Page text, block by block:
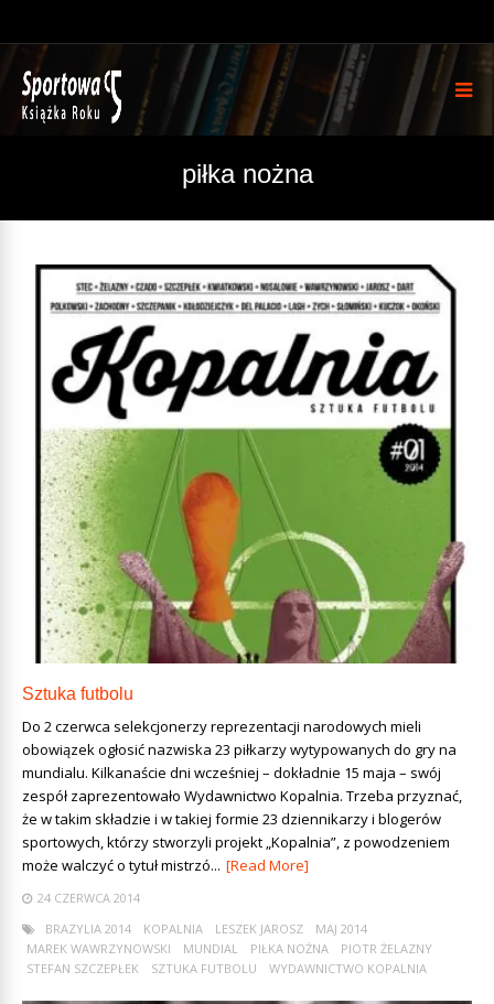
piłka nożna
Sztuka futbolu
Do 2 czerwca selekcjonerzy reprezentacji narodowych mieli
obowiązek ogłosić nazwiska 23 piłkarzy wytypowanych do gry na
mundialu. Kilkanaście dni wcześniej – dokładnie 15 maja – swój
zespół zaprezentowało Wydawnictwo Kopalnia. Trzeba przyznać,
że w takim składzie i w takiej formie 23 dziennikarzy i blogerów
sportowych, którzy stworzyli projekt „Kopalnia”, z powodzeniem
może walczyć o tytuł mistrzó... [Read More]
24 CZERWCA 2014
BRAZYLIA 2014
KOPALNIA LESZEK JAROSZ
MAJ 2014
MAREK WAWRZYNOWSKI
MUNDIAL PIŁKA NOŻNA
PIOTR ŻELAZNY
STEFAN SZCZEPŁEK
SZTUKA FUTBOLU WYDAWNICTWO KOPALNIA